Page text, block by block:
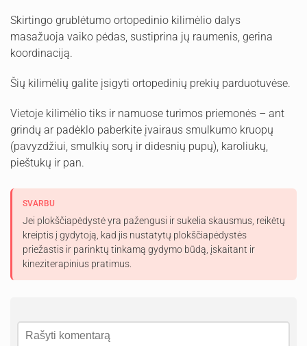
Skirtingo grublėtumo ortopedinio kilimėlio dalys
masažuoja vaiko pėdas, sustiprina jų raumenis, gerina
koordinaciją.
Šių kilimėlių galite įsigyti ortopedinių prekių parduotuvėse.
Vietoje kilimėlio tiks ir namuose turimos priemonės – ant
grindų ar padėklo paberkite įvairaus smulkumo kruopų
(pavyzdžiui, smulkių sorų ir didesnių pupų), karoliukų,
pieštukų ir pan.
SVARBU
Jei plokščiapėdystė yra pažengusi ir sukelia skausmus, reikėtų
kreiptis į gydytoją, kad jis nustatytų plokščiapėdystės
priežastis ir parinktų tinkamą gydymo būdą, įskaitant ir
kineziterapinius pratimus.